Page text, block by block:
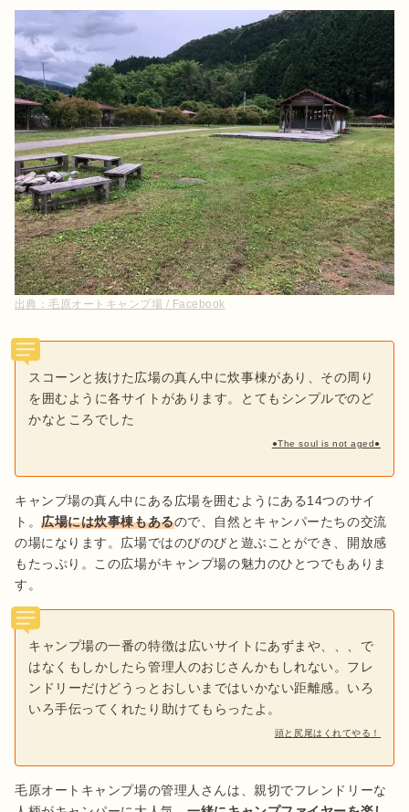
出典：毛原オートキャンプ場 / Facebook
スコーンと抜けた広場の真ん中に炊事棟があり、その周り
を囲むように各サイトがあります。とてもシンプルでのど
かなところでした
●The soul is not aged●
キャンプ場の真ん中にある広場を囲むようにある14つのサイ
ト。広場には炊事棟もあるので、自然とキャンパーたちの交流
の場になります。広場ではのびのびと遊ぶことができ、開放感
もたっぷり。この広場がキャンプ場の魅力のひとつでもありま
す。
キャンプ場の一番の特徴は広いサイトにあずまや、、、で
はなくもしかしたら管理人のおじさんかもしれない。フレ
ンドリーだけどうっとおしいまではいかない距離感。いろ
いろ手伝ってくれたり助けてもらったよ。
頭と尻尾はくれてやる！
毛原オートキャンプ場の管理人さんは、親切でフレンドリーな